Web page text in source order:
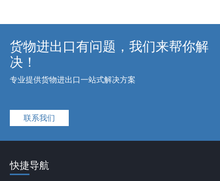
货物进出口有问题，我们来帮你解
决！
专业提供货物进出口一站式解决方案
联系我们
快捷导航